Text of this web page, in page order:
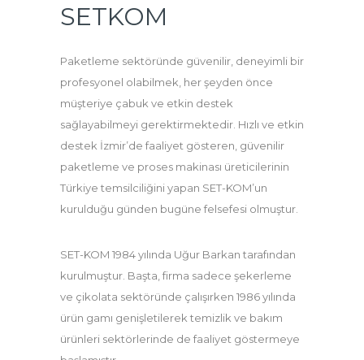
SETKOM
Paketleme sektöründe güvenilir, deneyimli bir
profesyonel olabilmek, her şeyden önce
müşteriye çabuk ve etkin destek
sağlayabilmeyi gerektirmektedir. Hızlı ve etkin
destek İzmir’de faaliyet gösteren, güvenilir
paketleme ve proses makinası üreticilerinin
Türkiye temsilciliğini yapan SET-KOM’un
kurulduğu günden bugüne felsefesi olmuştur.
SET-KOM 1984 yılında Uğur Barkan tarafından
kurulmuştur. Başta, firma sadece şekerleme
ve çikolata sektöründe çalışırken 1986 yılında
ürün gamı genişletilerek temizlik ve bakım
ürünleri sektörlerinde de faaliyet göstermeye